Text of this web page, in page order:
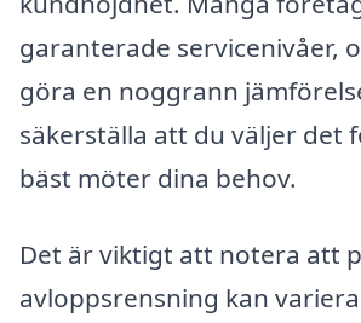
garanterade servicenivåer,
göra en noggrann
säkerställa att du väljer det
bäst möter dina behov.
Det är viktigt att notera att
avloppsrensning kan